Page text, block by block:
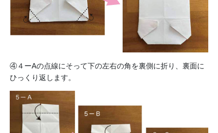
④４ーAの点線にそって下の左右の角を裏側に折り、裏面に
ひっくり返します。